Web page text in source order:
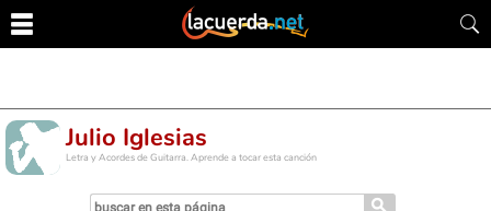
Julio Iglesias
Letra y Acordes de Guitarra. Aprende a tocar esta canción
⚲